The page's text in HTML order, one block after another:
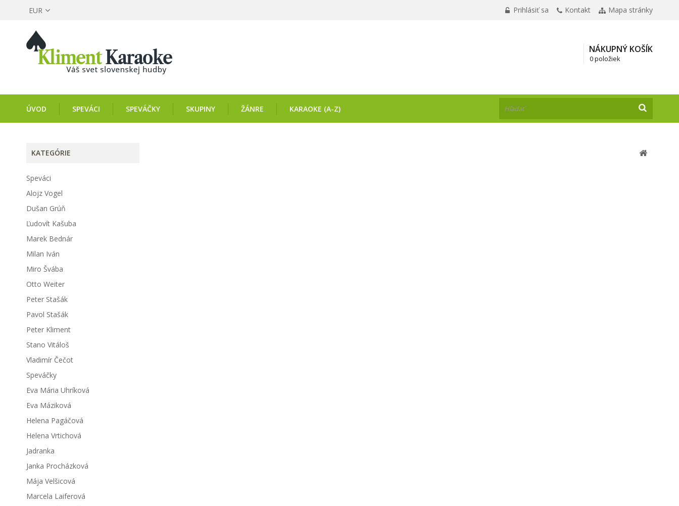
EUR Prihlásiť sa Kontakt Mapa stránky
NÁKUPNÝ KOŠÍK
0 položiek
ÚVOD SPEVÁCI SPEVÁČKY SKUPINY ŽÁNRE KARAOKE (A-Z)
KATEGÓRIE
Speváci
Alojz Vogel
Dušan Grúň
Ľudovít Kašuba
Marek Bednár
Milan Iván
Miro Švába
Otto Weiter
Peter Stašák
Pavol Stašák
Peter Kliment
Stano Vitáloš
Vladimír Čečot
Speváčky
Eva Mária Uhríková
Eva Máziková
Helena Pagáčová
Helena Vrtichová
Jadranka
Janka Procházková
Mája Velšicová
Marcela Laiferová